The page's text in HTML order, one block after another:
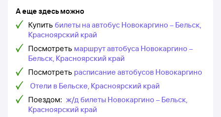
А еще здесь можно
Купить билеты на автобус Новокаргино – Бельск,
Красноярский край
Посмотреть маршрут автобуса Новокаргино –
Бельск, Красноярский край
Посмотреть расписание автобусов Новокаргино
Отели в Бельске, Красноярский край
Поездом: ж/д билеты Новокаргино – Бельск,
Красноярский край